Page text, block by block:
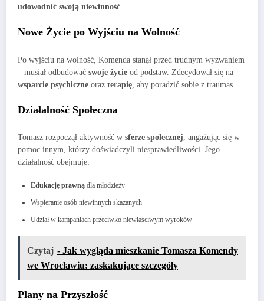
udowodnić swoją niewinność.
Nowe Życie po Wyjściu na Wolność
Po wyjściu na wolność, Komenda stanął przed trudnym wyzwaniem
– musiał odbudować swoje życie od podstaw. Zdecydował się na
wsparcie psychiczne oraz terapię , aby poradzić sobie z traumas.
Działalność Społeczna
Tomasz rozpoczął aktywność w sferze społecznej, angażując się w
pomoc innym, którzy doświadczyli niesprawiedliwości. Jego
działalność obejmuje:
Edukację prawną dla młodzieży
Wspieranie osób niewinnych skazanych
Udział w kampaniach przeciwko niewłaściwym wyroków
Czytaj - Jak wygląda mieszkanie Tomasza Komendy
we Wrocławiu: zaskakujące szczegóły
Plany na Przyszłość